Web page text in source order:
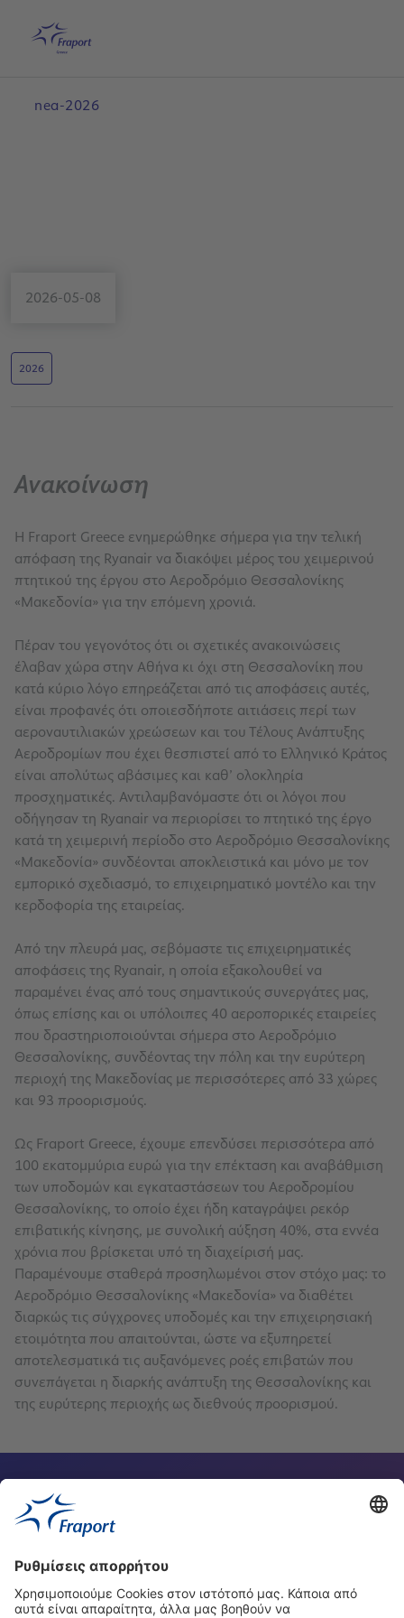
Αρχική
nea-2026
2026-05-08
2026
Ανακοίνωση
Η Fraport Greece ενημερώθηκε σήμερα για την τελική
απόφαση της Ryanair να διακόψει μέρος του χειμερινού
πτητικού της έργου στο Αεροδρόμιο Θεσσαλονίκης
«Μακεδονία» για την επόμενη χρονιά.
Πέραν του γεγονότος ότι οι σχετικές ανακοινώσεις
έλαβαν χώρα στην Αθήνα κι όχι στη Θεσσαλονίκη που
κατά κύριο λόγο επηρεάζεται από τις αποφάσεις αυτές,
είναι προφανές ότι οποιεσδήποτε αιτιάσεις περί των
αεροναυτιλιακών χρεώσεων και του Τέλους Ανάπτυξης
Αεροδρομίων που έχει θεσπιστεί από το Ελληνικό Κράτος
είναι απολύτως αβάσιμες και καθ’ ολοκληρία
προσχηματικές. Αντιλαμβανόμαστε ότι οι λόγοι που
οδήγησαν τη Ryanair να περιορίσει το πτητικό της έργο
κατά τη χειμερινή περίοδο στο Αεροδρόμιο Θεσσαλονίκης
«Μακεδονία» συνδέονται αποκλειστικά και μόνο με τον
εμπορικό σχεδιασμό, το επιχειρηματικό μοντέλο και την
κερδοφορία της εταιρείας.
Από την πλευρά μας, σεβόμαστε τις επιχειρηματικές
αποφάσεις της Ryanair, η οποία εξακολουθεί να
παραμένει ένας από τους σημαντικούς συνεργάτες μας,
όπως επίσης και οι υπόλοιπες 40 αεροπορικές εταιρείες
που δραστηριοποιούνται σήμερα στο Αεροδρόμιο
Θεσσαλονίκης, συνδέοντας την πόλη και την ευρύτερη
περιοχή της Μακεδονίας με περισσότερες από 33 χώρες
και 93 προορισμούς.
Ως Fraport Greece, έχουμε επενδύσει περισσότερα από
100 εκατομμύρια ευρώ για την επέκταση και αναβάθμιση
των υποδομών και εγκαταστάσεων του Αεροδρομίου
Θεσσαλονίκης, το οποίο έχει ήδη καταγράψει ρεκόρ
επιβατικής κίνησης, με συνολική αύξηση 40%, στα εννέα
χρόνια που βρίσκεται υπό τη διαχείρισή μας.
Παραμένουμε σταθερά προσηλωμένοι στον στόχο μας: το
Αεροδρόμιο Θεσσαλονίκης «Μακεδονία» να διαθέτει
διαρκώς τις σύγχρονες υποδομές και την επιχειρησιακή
ετοιμότητα που απαιτούνται, ώστε να εξυπηρετεί
αποτελεσματικά τις αυξανόμενες ροές επιβατών που
συνεπάγεται η διαρκής ανάπτυξη της Θεσσαλονίκης και
της ευρύτερης περιοχής ως διεθνούς προορισμού.
Υπεύθυνος επικοινωνίας
Οι ιστοσελίδες μας